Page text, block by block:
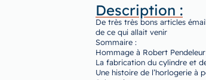
Description :
De très très bons articles
de ce qui allait venir
Sommaire :
Hommage à Robert Pendeleur
La fabrication du cylindre et
Une histoire de l’horlogerie à